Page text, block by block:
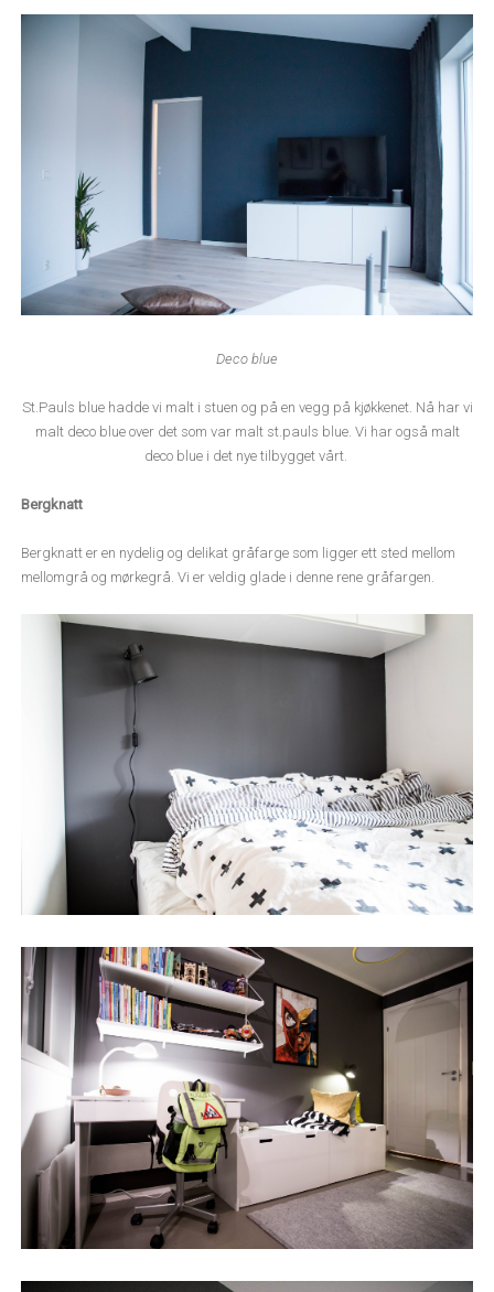
Deco blue
St.Pauls blue hadde vi malt i stuen og på en vegg på kjøkkenet. Nå har vi
malt deco blue over det som var malt st.pauls blue. Vi har også malt
deco blue i det nye tilbygget vårt.
Bergknatt
Bergknatt er en nydelig og delikat gråfarge som ligger ett sted mellom
mellomgrå og mørkegrå. Vi er veldig glade i denne rene gråfargen.